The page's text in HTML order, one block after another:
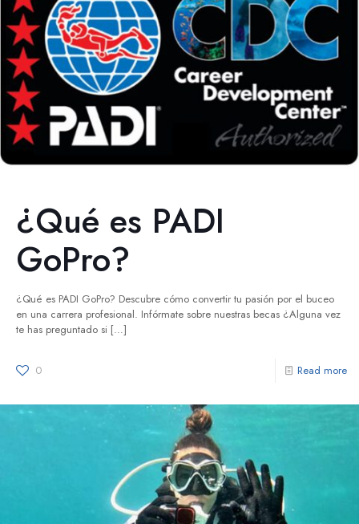
¿Qué es PADI
GoPro?
¿Qué es PADI GoPro? Descubre cómo convertir tu pasión por el buceo
en una carrera profesional. Infórmate sobre nuestras becas ¿Alguna vez
te has preguntado si […]
0 Read more